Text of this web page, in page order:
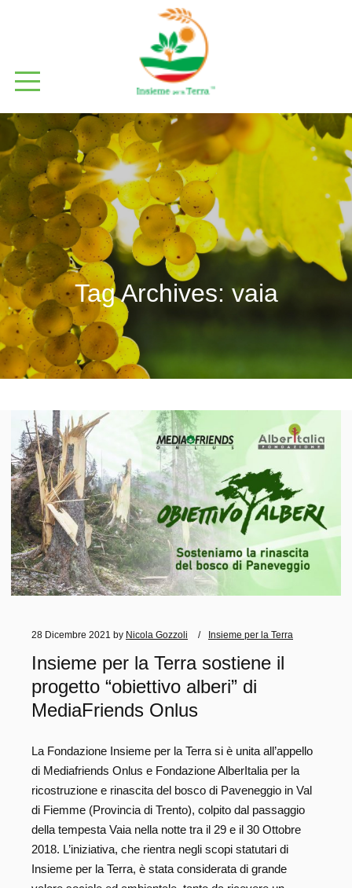
Tag Archives: vaia
28 Dicembre 2021 by Nicola Gozzoli Insieme per la Terra
Insieme per la Terra sostiene il
progetto “obiettivo alberi” di
MediaFriends Onlus
La Fondazione Insieme per la Terra si è unita all’appello
di Mediafriends Onlus e Fondazione AlberItalia per la
ricostruzione e rinascita del bosco di Paveneggio in Val
di Fiemme (Provincia di Trento), colpito dal passaggio
della tempesta Vaia nella notte tra il 29 e il 30 Ottobre
2018. L’iniziativa, che rientra negli scopi statutari di
Insieme per la Terra, è stata considerata di grande